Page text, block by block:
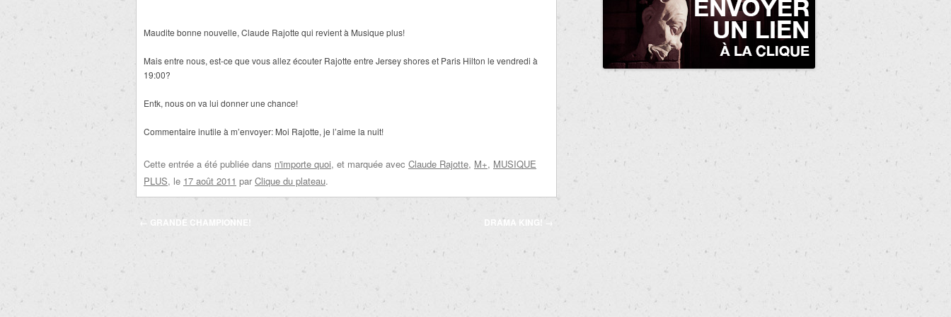
Maudite bonne nouvelle, Claude Rajotte qui revient à Musique plus!
Mais entre nous, est-ce que vous allez écouter Rajotte entre Jersey shores et Paris Hilton le vendredi à
19:00?
Entk, nous on va lui donner une chance!
Commentaire inutile à m’envoyer: Moi Rajotte, je l’aime la nuit!
Cette entrée a été publiée dans n'importe quoi, et marquée avec Claude Rajotte, M+, MUSIQUE
PLUS, le 17 août 2011 par Clique du plateau.
Navigation
← GRANDE CHAMPIONNE! DRAMA KING!→